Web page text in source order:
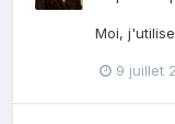
Moi,
9 juillet